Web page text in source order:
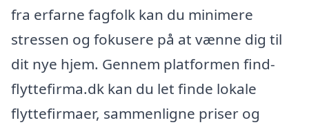
fra erfarne fagfolk kan du minimere
stressen og fokusere på at vænne dig til
dit nye hjem. Gennem platformen find-
flyttefirma.dk kan du let finde lokale
flyttefirmaer, sammenligne priser og